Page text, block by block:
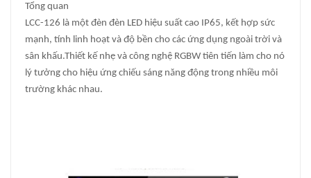
Tổng quan
LCC-126 là một đèn đèn LED hiệu suất cao IP65, kết hợp sức
mạnh, tính linh hoạt và độ bền cho các ứng dụng ngoài trời và
sân khấu.Thiết kế nhẹ và công nghệ RGBW tiên tiến làm cho nó
lý tưởng cho hiệu ứng chiếu sáng năng động trong nhiều môi
trường khác nhau.